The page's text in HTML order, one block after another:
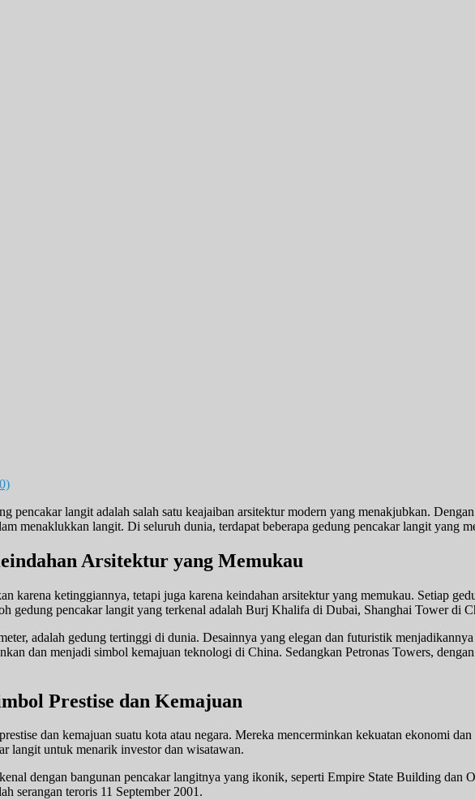
pencakar langit adalah salah satu keajaiban arsitektur modern yang menakjubkan.
menaklukkan langit. Di seluruh dunia, terdapat beberapa gedung pencakar langit yang
Arsitektur yang Memukau
karena ketinggiannya, tetapi juga karena keindahan arsitektur yang memukau. Setiap
gedung pencakar langit yang terkenal adalah Burj Khalifa di Dubai, Shanghai Tower di
adalah gedung tertinggi di dunia. Desainnya yang elegan dan futuristik
dan menjadi simbol kemajuan teknologi di China. Sedangkan Petronas Towers,
Prestise dan Kemajuan
dan kemajuan suatu kota atau negara. Mereka mencerminkan kekuatan ekonomi
langit untuk menarik investor dan wisatawan.
dengan bangunan pencakar langitnya yang ikonik, seperti Empire State Building dan
serangan teroris 11 September 2001.